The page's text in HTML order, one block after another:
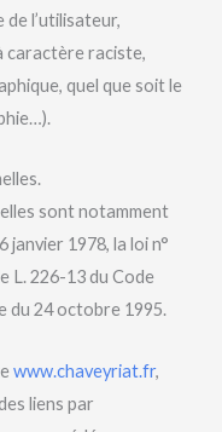
l’utilisateur,
caractère raciste,
quel que soit le
sont notamment
janvier 1978, la loi n°
L. 226-13 du Code
du 24 octobre 1995.
www.chaveyriat.fr,
liens par